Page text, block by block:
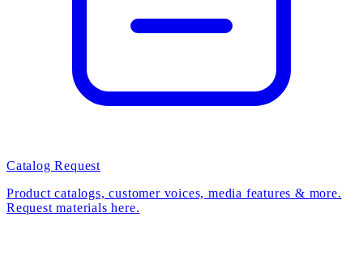
Catalog Request
Product catalogs, customer voices, media features & more.
Request materials here.